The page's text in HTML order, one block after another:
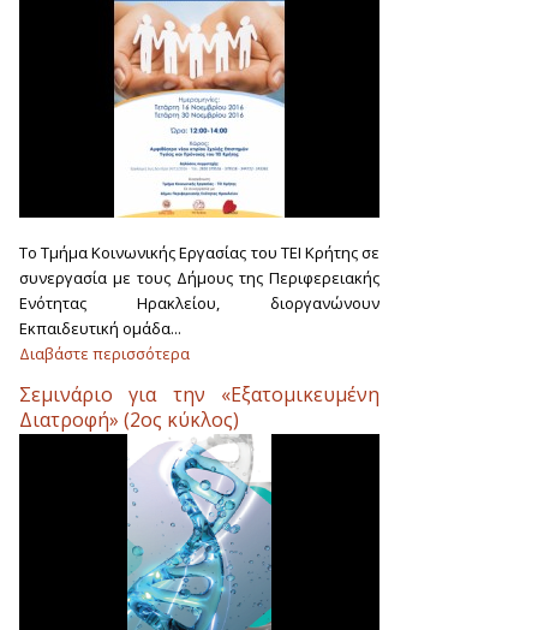
Το Τμήμα Κοινωνικής Εργασίας του ΤΕΙ Κρήτης σε
συνεργασία με τους Δήμους της Περιφερειακής
Ενότητας Ηρακλείου, διοργανώνουν
Εκπαιδευτική ομάδα...
Διαβάστε περισσότερα
Σεμινάριο για την «Εξατομικευμένη
Διατροφή» (2ος κύκλος)